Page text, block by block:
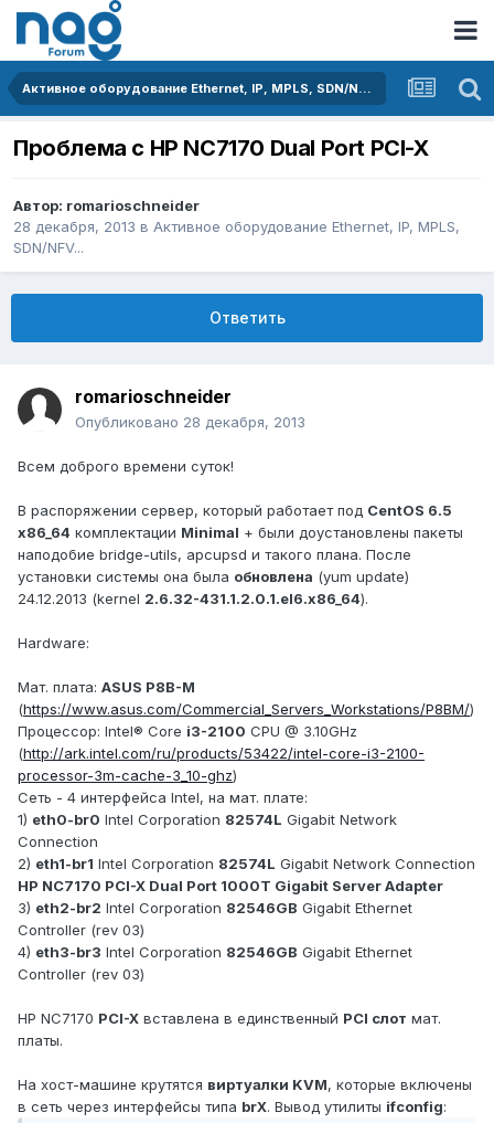
Активное оборудование Ethernet, IP, MPLS, SDN/NFV...
Проблема с HP NC7170 Dual Port PCI-X
Автор: romarioschneider
28 декабря, 2013 в Активное оборудование Ethernet, IP, MPLS,
SDN/NFV...
Ответить
romarioschneider
Опубликовано 28 декабря, 2013
Всем доброго времени суток!
В распоряжении сервер, который работает под CentOS 6.5
x86_64 комплектации Minimal + были доустановлены пакеты
наподобие bridge-utils, apcupsd и такого плана. После
установки системы она была обновлена (yum update)
24.12.2013 (kernel 2.6.32-431.1.2.0.1.el6.x86_64).
Hardware:
Мат. плата: ASUS P8B-M
(https://www.asus.com/Commercial_Servers_Workstations/P8BM/)
Процессор: Intel® Core i3-2100 CPU @ 3.10GHz
(http://ark.intel.com/ru/products/53422/intel-core-i3-2100-
processor-3m-cache-3_10-ghz)
Сеть - 4 интерфейса Intel, на мат. плате:
1) eth0-br0 Intel Corporation 82574L Gigabit Network
Connection
2) eth1-br1 Intel Corporation 82574L Gigabit Network Connection
HP NC7170 PCI-X Dual Port 1000T Gigabit Server Adapter
3) eth2-br2 Intel Corporation 82546GB Gigabit Ethernet
Controller (rev 03)
4) eth3-br3 Intel Corporation 82546GB Gigabit Ethernet
Controller (rev 03)
HP NC7170 PCI-X вставлена в единственный PCI слот мат.
платы.
На хост-машине крутятся виртуалки KVM, которые включены
в сеть через интерфейсы типа brX. Вывод утилиты ifconfig: